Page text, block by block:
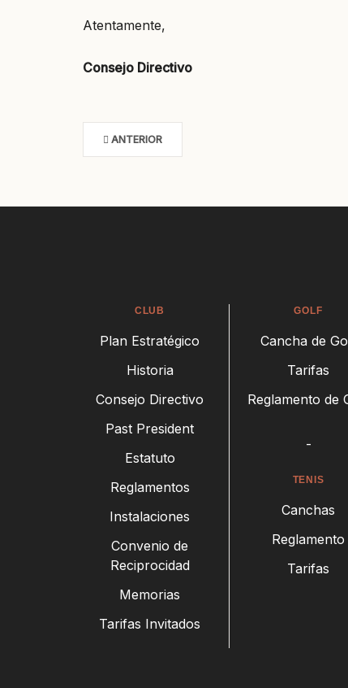
Atentamente,
Consejo Directivo
ANTERIOR
CLUB
Plan Estratégico
Historia
Consejo Directivo
Past President
Estatuto
Reglamentos
Instalaciones
Convenio de
Reciprocidad
Memorias
Tarifas Invitados
GOLF
Cancha de
Tarifas
Reglamento de
-
TENIS
Canchas
Reglamento
Tarifas